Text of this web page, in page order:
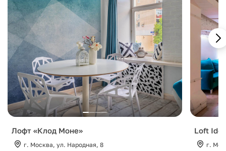
Лофт «Клод Моне»
г. Москва, ул. Народная, 8
Loft
г.